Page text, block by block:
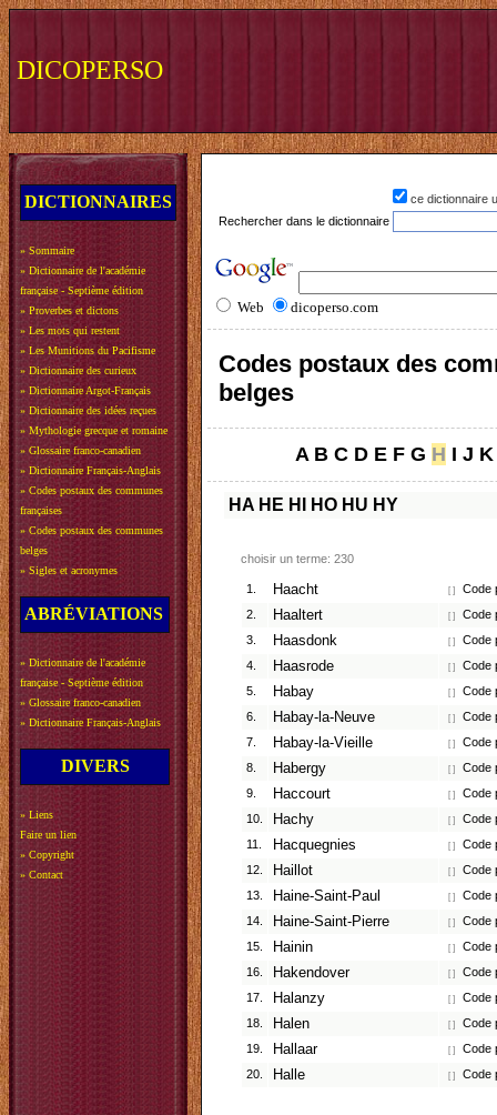
DICOPERSO
DICTIONNAIRES
» Sommaire
» Dictionnaire de l'académie
française - Septième édition
» Proverbes et dictons
» Les mots qui restent
» Les Munitions du Pacifisme
» Dictionnaire des curieux
» Dictionnaire Argot-Français
» Dictionnaire des idées reçues
» Mythologie grecque et romaine
» Glossaire franco-canadien
» Dictionnaire Français-Anglais
» Codes postaux des communes
françaises
» Codes postaux des communes
belges
» Sigles et acronymes
ABRÉVIATIONS
» Dictionnaire de l'académie
française - Septième édition
» Glossaire franco-canadien
» Dictionnaire Français-Anglais
DIVERS
» Liens
Faire un lien
» Copyright
» Contact
ce dictionnaire
Rechercher dans le dictionnaire
Web dicoperso.com
Codes postaux des
belges
A B C D E F G H I J K
HA HE HI HO HU HY
choisir un terme: 230
1. Haacht [ ]
Code
2.
Haaltert [ ]
Code
3.
Haasdonk [ ]
Code
4.
Haasrode [ ]
Code
5.
Habay [ ]
Code
6.
Habay-la-Neuve [ ]
Code
7.
Habay-la-Vieille [ ]
Code
8.
Habergy [ ]
Code
9.
Haccourt [ ]
Code
10.
Hachy [ ]
Code
11.
Hacquegnies [ ]
Code
12.
Haillot [ ]
Code
13.
Haine-Saint-Paul [ ]
Code
14.
Haine-Saint-Pierre [ ]
Code
15.
Hainin [ ]
Code
16.
Hakendover [ ]
Code
17.
Halanzy [ ]
Code
18.
Halen [ ]
Code
19.
Hallaar [ ]
Code
20.
Halle [ ] Code